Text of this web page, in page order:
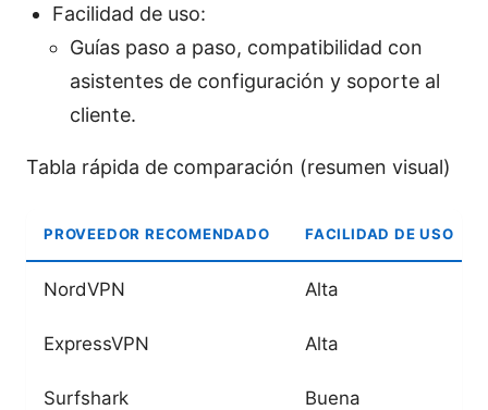
Facilidad de uso:
Guías paso a paso, compatibilidad con
asistentes de configuración y soporte al
cliente.
Tabla rápida de comparación (resumen visual)
PROVEEDOR RECOMENDADO FACILIDAD DE USO
NordVPN Alta
ExpressVPN Alta
Surfshark Buena